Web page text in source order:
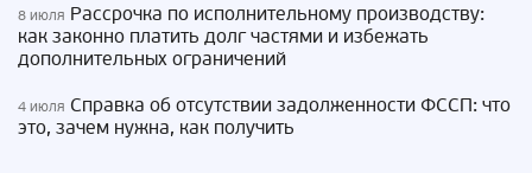
8 июля Рассрочка по исполнительному производству:
как законно платить долг частями и избежать
дополнительных ограничений
4 июля Справка об отсутствии задолженности ФССП: что
это, зачем нужна, как получить